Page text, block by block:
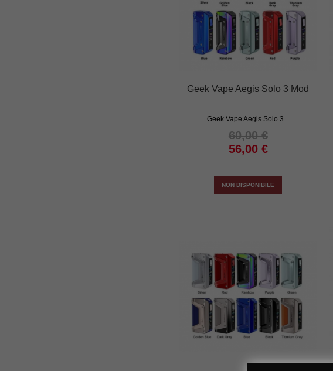
Geek Vape Aegis Solo 3 Mod
Geek Vape Aegis Solo 3...
60,00 €
56,00 €
NON DISPONIBILE